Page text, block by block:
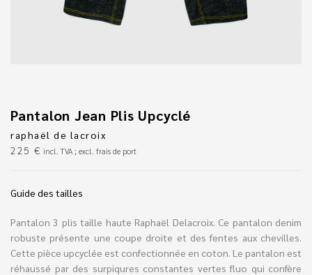
Pantalon Jean Plis Upcyclé
raphaël de lacroix
225 € incl. TVA ; excl. frais de port
Guide des tailles
Pantalon 3 plis taille haute Raphaël Delacroix. Ce pantalon denim
robuste présente une coupe droite et des fentes aux chevilles.
Cette pièce upcyclée est confectionnée en coton. Le pantalon est
réhaussé par des surpiqures constantes vertes fluo qui confère